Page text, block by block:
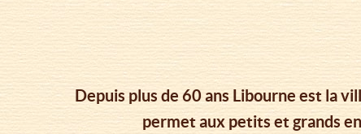
Depuis plus de 60 ans Libourne est la
permet aux petits et grands